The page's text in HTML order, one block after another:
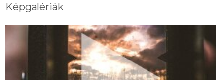
Képgalériák